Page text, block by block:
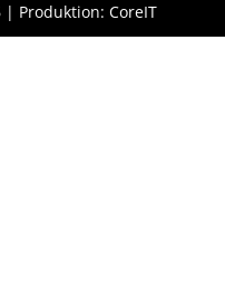
| Produktion: CoreIT